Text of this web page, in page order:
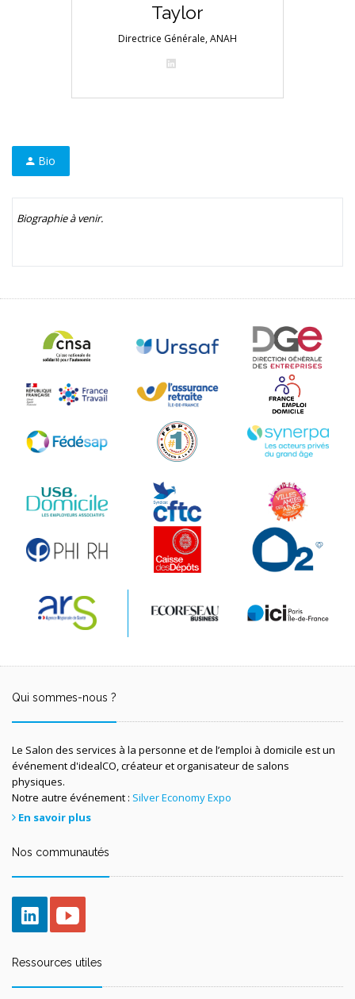
Taylor
Directrice Générale, ANAH
Bio
Biographie à venir.
Qui sommes-nous ?
Le Salon des services à la personne et de l’emploi à domicile est un
événement d'idealCO, créateur et organisateur de salons
physiques.
Notre autre événement : Silver Economy Expo
En savoir plus
Nos communautés
Ressources utiles